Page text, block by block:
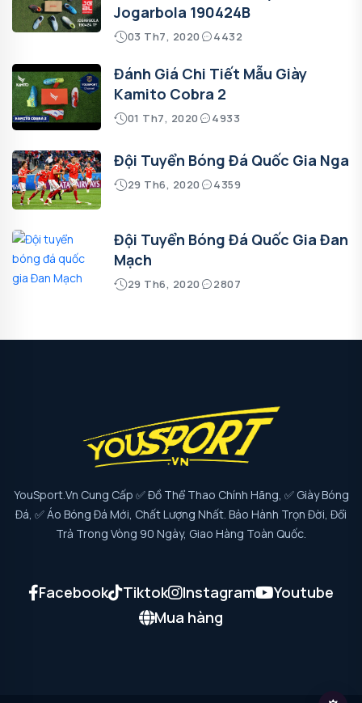
Jogarbola 190424B
03 Th7, 2020 4432
Đánh Giá Chi Tiết Mẫu Giày
Kamito Cobra 2
01 Th7, 2020 4933
Đội Tuyển Bóng Đá Quốc Gia Nga
29 Th6, 2020 4359
Đội Tuyển Bóng Đá Quốc Gia Đan
Mạch
29 Th6, 2020 2807
YouSport.vn Cung Cấp ✅ Đồ Thể Thao Chính Hãng, ✅ Giày Bóng
Đá, ✅ Áo Bóng Đá Mới, Chất Lượng Nhất. Bảo Hành Trọn Đời, Đổi
Trả Trong Vòng 90 Ngày, Giao Hàng Toàn Quốc.
Facebook Tiktok Instagram
Youtube
Mua hàng